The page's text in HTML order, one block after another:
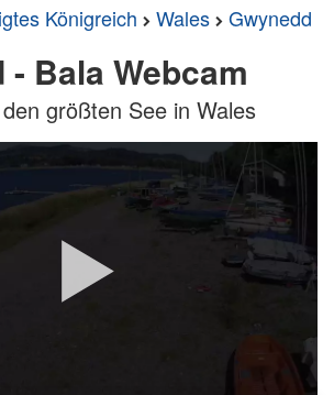
Königreich Wales Gwynedd
- Bala Webcam
größten See in Wales